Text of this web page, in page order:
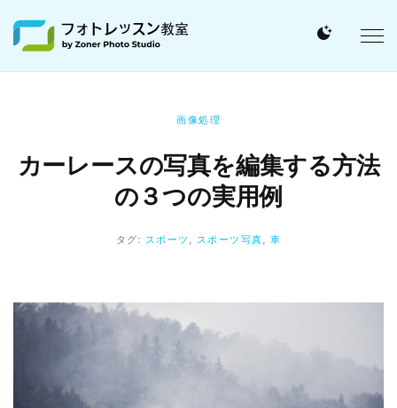
画像処理
カーレースの写真を編集する方法
の３つの実用例
タグ: スポーツ , スポーツ写真 , 車